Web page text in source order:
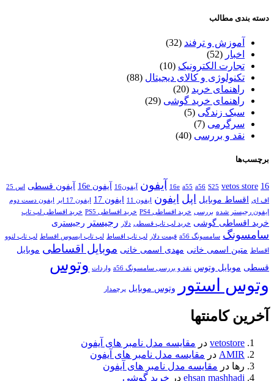
دسته بندی مطالب
آموزش و ترفند (32)
اخبار (52)
تجارت الکترونیک (10)
تکنولوژی و کالای دیجیتال (88)
راهنمای خرید (20)
راهنمای خرید گوشی (29)
سبک زندگی (5)
سرگرمی (7)
نقد و بررسی (40)
برچسب‌ها
16
16e a55 a56 S25 vetos store آیفون آیفون16 آیفون 16e آیفون قسطی
اس 25
اف ای
اقساط موبایل اپل ایفون ایفون 11 ایفون 17 ایفون 17 ایر
ایفون دست دوم
ایفون رجیستر شده بررسی خرید اقساطی PS4 خرید اقساطی PS5 خرید اقساطی لپ تاپ
خرید اقساطی گوشی خرید لپ تاپ قسطی دلار رجیستر رجیستری
سامسونگ سامسونگ a56 قیمت دلار لپ تاپ اقساط لپ تاپ ایسوس اقساط لپ تاپ لنوو
اقساط متین اسمی خانی مهدی اسمی خانی موبایل اقساطی موبایل
قسطی موبایل وتوس نقد و بررسی سامسونگ a56 واردات وتوس
وتوس استور وتوس موبایل پرچمدار
آخرین کامنتها
vetostore در مقایسه مدل نامبر های آیفون
AMIR در مقایسه مدل نامبر های آیفون
رها در مقایسه مدل نامبر های آیفون
ehsan mashhadi در خرید گوشی